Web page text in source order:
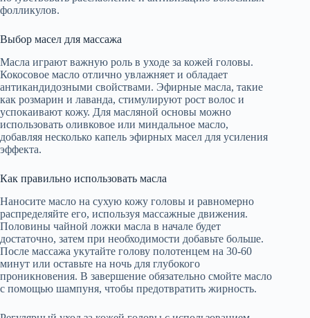
фолликулов.
Выбор масел для массажа
Масла играют важную роль в уходе за кожей головы.
Кокосовое масло отлично увлажняет и обладает
антикандидозными свойствами. Эфирные масла, такие
как розмарин и лаванда, стимулируют рост волос и
успокаивают кожу. Для масляной основы можно
использовать оливковое или миндальное масло,
добавляя несколько капель эфирных масел для усиления
эффекта.
Как правильно использовать масла
Наносите масло на сухую кожу головы и равномерно
распределяйте его, используя массажные движения.
Половины чайной ложки масла в начале будет
достаточно, затем при необходимости добавьте больше.
После массажа укутайте голову полотенцем на 30-60
минут или оставьте на ночь для глубокого
проникновения. В завершение обязательно смойте масло
с помощью шампуня, чтобы предотвратить жирность.